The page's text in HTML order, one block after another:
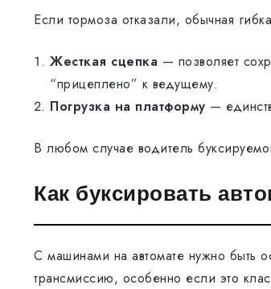
Если тормоза отказали, обычная
Жесткая сцепка — позволяет
“прицеплено” к ведущему.
Погрузка на платформу —
В любом случае водитель
Как буксировать
С машинами на автомате нужно быть
трансмиссию, особенно если это